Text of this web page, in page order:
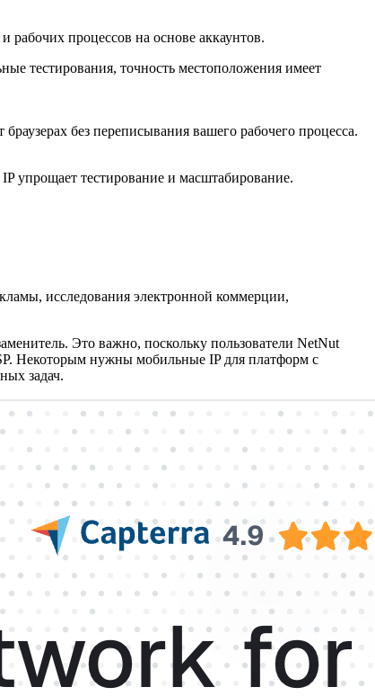
процессов на основе аккаунтов.
тестирования, точность местоположения имеет
без переписывания вашего рабочего процесса.
упрощает тестирование и масштабирование.
исследования электронной коммерции,
Это важно, поскольку пользователи NetNut
Некоторым нужны мобильные IP для платформ с
задач.